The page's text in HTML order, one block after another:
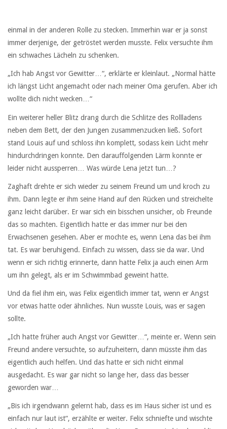
einmal in der anderen Rolle zu stecken. Immerhin war er ja sonst
immer derjenige, der getröstet werden musste. Felix versuchte ihm
ein schwaches Lächeln zu schenken.
„Ich hab Angst vor Gewitter…“, erklärte er kleinlaut. „Normal hätte
ich längst Licht angemacht oder nach meiner Oma gerufen. Aber ich
wollte dich nicht wecken…“
Ein weiterer heller Blitz drang durch die Schlitze des Rollladens
neben dem Bett, der den Jungen zusammenzucken ließ. Sofort
stand Louis auf und schloss ihn komplett, sodass kein Licht mehr
hindurchdringen konnte. Den darauffolgenden Lärm konnte er
leider nicht aussperren… Was würde Lena jetzt tun…?
Zaghaft drehte er sich wieder zu seinem Freund um und kroch zu
ihm. Dann legte er ihm seine Hand auf den Rücken und streichelte
ganz leicht darüber. Er war sich ein bisschen unsicher, ob Freunde
das so machten. Eigentlich hatte er das immer nur bei den
Erwachsenen gesehen. Aber er mochte es, wenn Lena das bei ihm
tat. Es war beruhigend. Einfach zu wissen, dass sie da war. Und
wenn er sich richtig erinnerte, dann hatte Felix ja auch einen Arm
um ihn gelegt, als er im Schwimmbad geweint hatte.
Und da fiel ihm ein, was Felix eigentlich immer tat, wenn er Angst
vor etwas hatte oder ähnliches. Nun wusste Louis, was er sagen
sollte.
„Ich hatte früher auch Angst vor Gewitter…“, meinte er. Wenn sein
Freund andere versuchte, so aufzuheitern, dann müsste ihm das
eigentlich auch helfen. Und das hatte er sich nicht einmal
ausgedacht. Es war gar nicht so lange her, dass das besser
geworden war…
„Bis ich irgendwann gelernt hab, dass es im Haus sicher ist und es
einfach nur laut ist“, erzählte er weiter. Felix schniefte und wischte